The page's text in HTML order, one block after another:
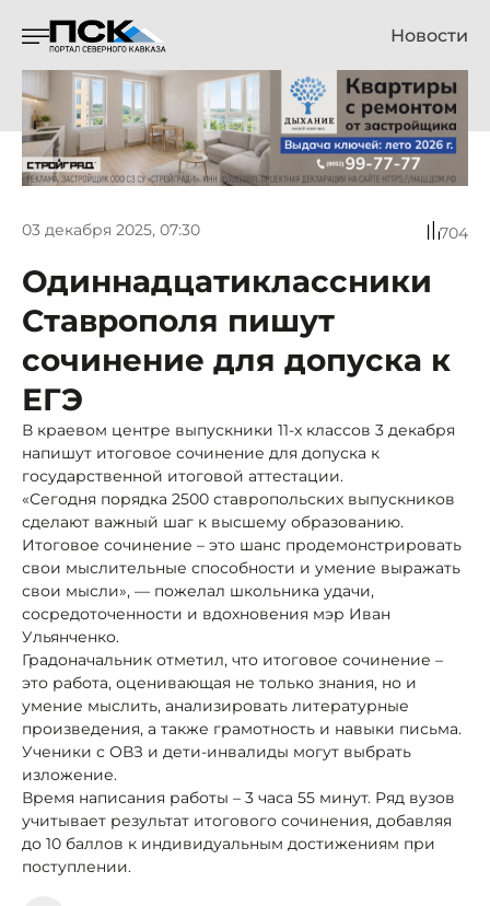
Новости
03 декабря 2025, 07:30 704
Одиннадцатиклассники
Ставрополя пишут
сочинение для допуска к
ЕГЭ
В краевом центре выпускники 11-х классов 3 декабря
напишут итоговое сочинение для допуска к
государственной итоговой аттестации.
«Сегодня порядка 2500 ставропольских выпускников
сделают важный шаг к высшему образованию.
Итоговое сочинение – это шанс продемонстрировать
свои мыслительные способности и умение выражать
свои мысли», — пожелал школьника удачи,
сосредоточенности и вдохновения мэр Иван
Ульянченко.
Градоначальник отметил, что итоговое сочинение –
это работа, оценивающая не только знания, но и
умение мыслить, анализировать литературные
произведения, а также грамотность и навыки письма.
Ученики с ОВЗ и дети-инвалиды могут выбрать
изложение.
Время написания работы – 3 часа 55 минут. Ряд вузов
учитывает результат итогового сочинения, добавляя
до 10 баллов к индивидуальным достижениям при
поступлении.